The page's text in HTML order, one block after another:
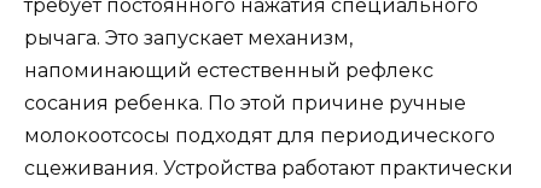
требует постоянного нажатия специального
рычага. Это запускает механизм,
напоминающий естественный рефлекс
сосания ребенка. По этой причине ручные
молокоотсосы подходят для периодического
сцеживания. Устройства работают практически